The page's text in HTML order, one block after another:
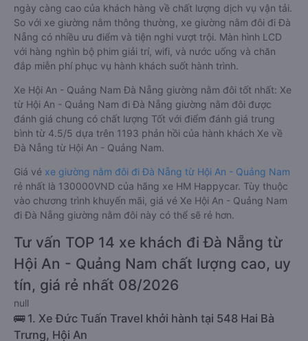
ngày càng cao của khách hàng về chất lượng dịch vụ vận tải.
So với xe giường nằm thông thường, xe giường nằm đôi đi Đà
Nẵng có nhiều ưu điểm và tiện nghi vượt trội. Màn hình LCD
với hàng nghìn bộ phim giải trí, wifi, và nước uống và chăn
đắp miễn phí phục vụ hành khách suốt hành trình.
Xe Hội An - Quảng Nam Đà Nẵng giường nằm đôi tốt nhất: Xe
từ Hội An - Quảng Nam đi Đà Nẵng giường nằm đôi được
đánh giá chung có chất lượng Tốt với điểm đánh giá trung
bình từ 4.5/5 dựa trên 1193 phản hồi của hành khách Xe về
Đà Nẵng từ Hội An - Quảng Nam.
Giá vé xe giường nằm đôi đi Đà Nẵng từ Hội An - Quảng Nam
rẻ nhất là 130000VND của hãng xe HM Happycar. Tùy thuộc
vào chương trình khuyến mãi, giá vé Xe Hội An - Quảng Nam
đi Đà Nẵng giường nằm đôi này có thể sẽ rẻ hơn.
Tư vấn TOP 14 xe khách đi Đà Nẵng từ
Hội An - Quảng Nam chất lượng cao, uy
tín, giá rẻ nhất 08/2026
null
🚌 1. Xe Đức Tuấn Travel khởi hành tại 548 Hai Bà
Trưng, Hội An